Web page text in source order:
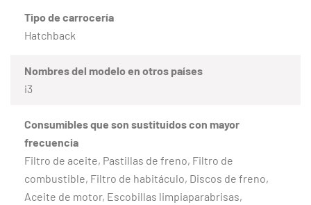
Tipo de carrocería
Hatchback
Nombres del modelo en otros países
i3
Consumibles que son sustituidos con mayor
frecuencia
Filtro de aceite, Pastillas de freno, Filtro de
combustible, Filtro de habitáculo, Discos de freno,
Aceite de motor, Escobillas limpiaparabrisas,